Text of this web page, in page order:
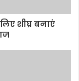
शीघ्र बनाएं